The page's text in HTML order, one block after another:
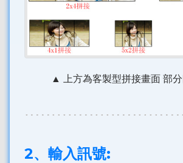
▲ 上方為客製型拼接畫面 部
2、輸入訊號: